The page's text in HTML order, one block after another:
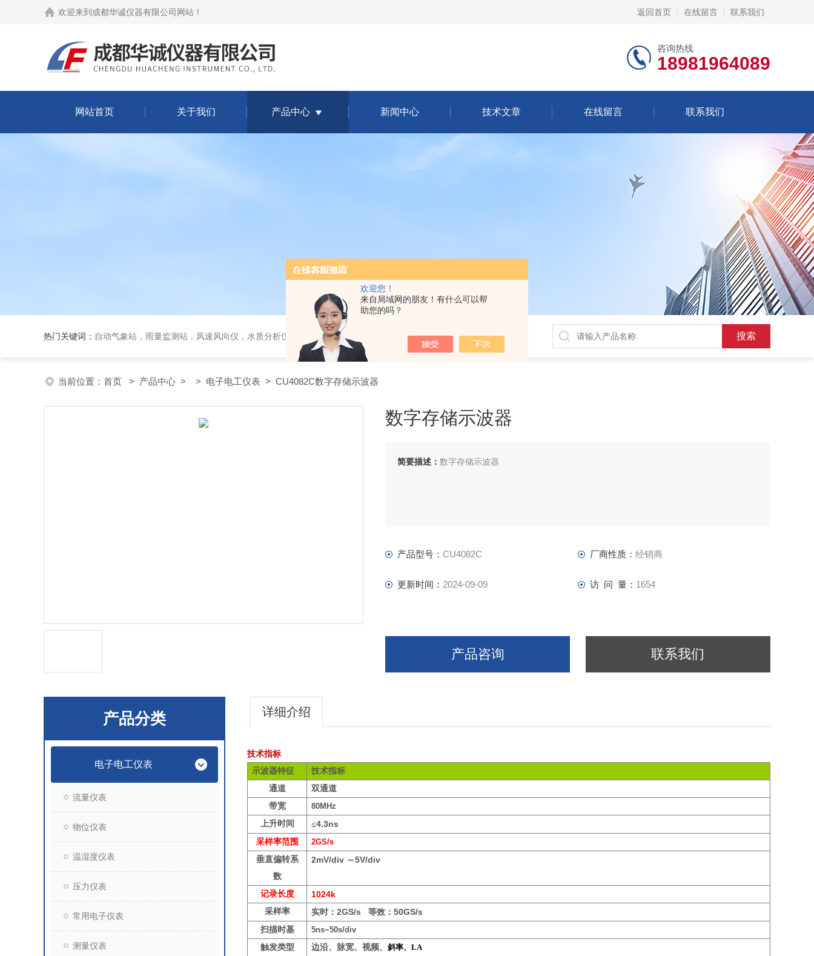
欢迎您！
来自局域网的朋友！有什么可以帮
助您的吗？
欢迎来到 成都华诚仪器有限公司网站 ！ 返回首页 在线留言 联系我们
咨询热线
18981964089
网站首页 关于我们 产品中心 新闻中心 技术文章 在线留言 联系我们
热门关键词： 自动气象站，雨量监测站，风速风向仪，水质分析仪，气体分析报警器，
当前位置： 首页 > 产品中心 > > 电子电工仪表 > CU4082C数字存储示波器
数字存储示波器
简要描述： 数字存储示波器
产品型号： CU4082C 厂商性质： 经销商
更新时间： 2024-09-09 访 问 量： 1654
产品咨询 联系我们
产品分类
电子电工仪表
流量仪表
物位仪表
温湿度仪表
压力仪表
常用电子仪表
测量仪表
详细介绍
技术指标
示波器特征
技术指标
通道
双通道
带宽
80MHz
上升时间
≤4.3ns
采样率范围
2GS/s
垂直偏转系
数
2mV/div ～5V/div
记录长度 1024k
采样率 实时：2GS/s 等效：50GS/s
扫描时基
5ns~50s/div
触发类型 边沿、脉宽、视频、斜率、LA